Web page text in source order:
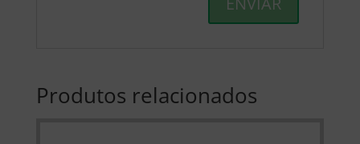
Produtos relacionados